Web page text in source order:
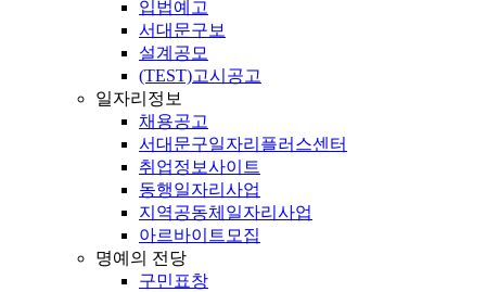
입법예고
서대문구보
설계공모
(TEST)고시공고
일자리정보
채용공고
서대문구일자리플러스센터
취업정보사이트
동행일자리사업
지역공동체일자리사업
아르바이트모집
명예의 전당
구민표창